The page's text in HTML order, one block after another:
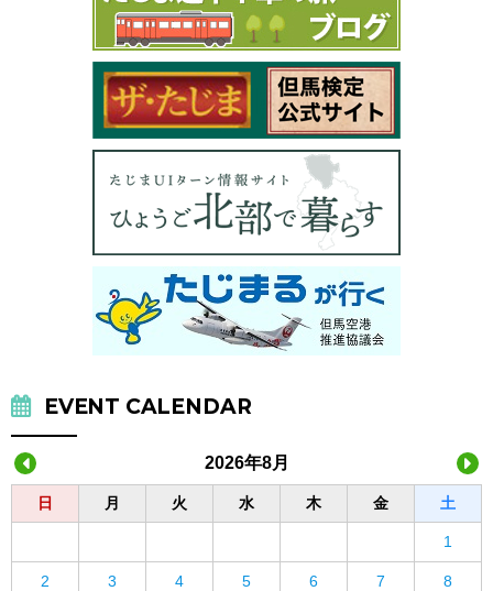
EVENT CALENDAR
2026年8月
日 月 火 水 木 金 土
1
2 3 4 5 6 7 8